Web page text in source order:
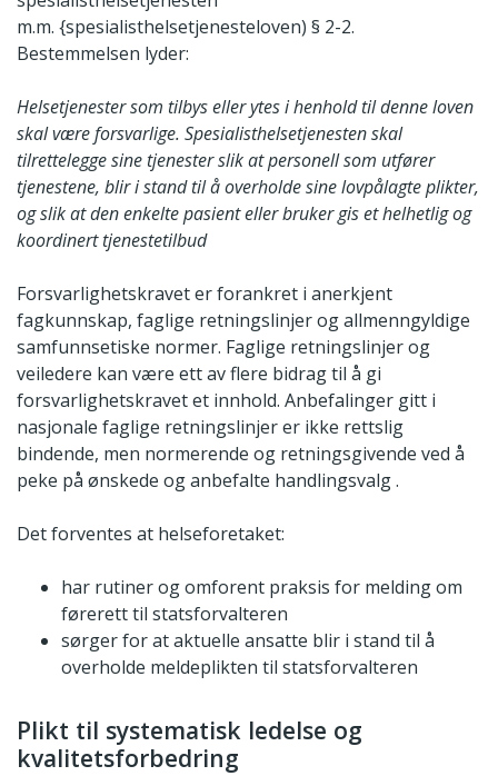
m.m. {spesialisthelsetjenesteloven) § 2-2.
Bestemmelsen lyder:
Helsetjenestersom tilbys eller ytesihenhold til denne loven
skal være forsvarlige. Spesialisthelsetjenesten skal
tilretteleggesine tjenesterslikatpersonellsom utfører
tjenestene, blir i stand til å overholdesinelovpålagte plikter,
og slik at den enkelte pasient eller bruker gis ethelhetlig og
koordinert tjenestetilbud
Forsvarlighetskravet er forankret i anerkjent
fagkunnskap, faglige retningslinjer og allmenngyldige
samfunnsetiske normer. Faglige retningslinjer og
veiledere kan være ett av flere bidrag til å gi
forsvarlighetskravet et innhold. Anbefalinger gitt i
nasjonale faglige retningslinjer er ikke rettslig
bindende, men normerende og retningsgivende ved å
peke på ønskede og anbefalte handlingsvalg .
Det forventes at helseforetaket:
har rutiner og omforent praksis for melding om
førerett til statsforvalteren
sørger for at aktuelle ansatte blir i stand til å
overholde meldeplikten til statsforvalteren
Plikt til systematisk ledelse og
kvalitetsforbedring